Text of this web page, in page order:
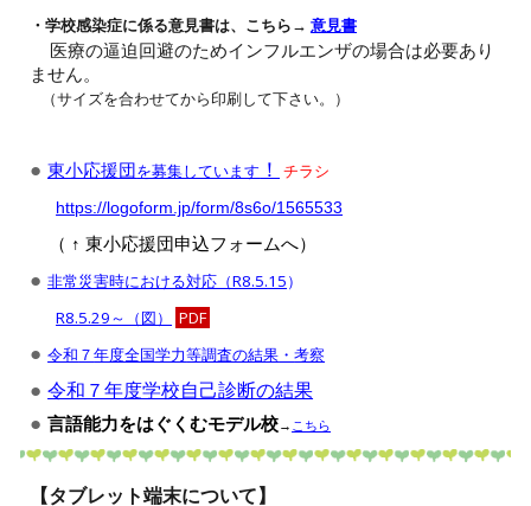
・学校感染症に係る意見書は、こちら→意見書
医療の逼迫回避のためインフルエンザの場合は必要あり
ません。
（サイズを合わせてから印刷して下さい。）
● 東小応援団を募集しています ！ チラシ
https://logoform.jp/form/8s6o/1565533
（ ↑ 東小応援団申込フォームへ）
● 非常災害時における対応（R8.5.15）
R8.5.29～（図）
PDF
● 令和 ７年度全国学力等調査の結果 ・考察
● 令和７年度学校自己診断の結果
● 言語能力をはぐくむモデル校→ こちら
【タブレット端末について】